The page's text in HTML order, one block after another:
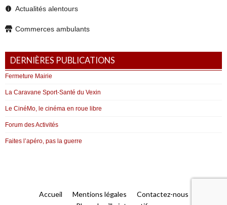
Actualités alentours
Commerces ambulants
DERNIÈRES PUBLICATIONS
Fermeture Mairie
La Caravane Sport-Santé du Vexin
Le CinéMo, le cinéma en roue libre
Forum des Activités
Faites l’apéro, pas la guerre
Accueil Mentions légales
Contactez-nous